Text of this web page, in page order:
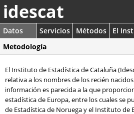
idescat
Datos Servicios Métodos
El
Metodología
El Instituto de Estadística de Cataluña
relativa a los nombres de los recién
información es parecida a la que
estadística de Europa, entre los cuales se
de Estadística de Noruega y el Instituto de